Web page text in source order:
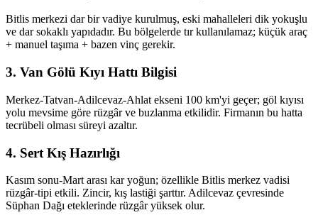
Bitlis merkezi dar bir vadiye kurulmuş, eski mahalleleri dik yokuşlu
ve dar sokaklı yapıdadır. Bu bölgelerde tır kullanılamaz; küçük araç
+ manuel taşıma + bazen vinç gerekir.
3. Van Gölü Kıyı Hattı Bilgisi
Merkez-Tatvan-Adilcevaz-Ahlat ekseni 100 km'yi geçer; göl kıyısı
yolu mevsime göre rüzgâr ve buzlanma etkilidir. Firmanın bu hatta
tecrübeli olması süreyi azaltır.
4. Sert Kış Hazırlığı
Kasım sonu-Mart arası kar yoğun; özellikle Bitlis merkez vadisi
rüzgâr-tipi etkili. Zincir, kış lastiği şarttır. Adilcevaz çevresinde
Süphan Dağı eteklerinde rüzgâr yüksek olur.